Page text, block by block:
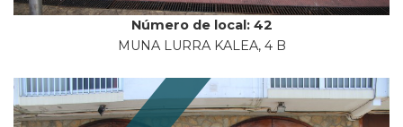
Número de local: 42
MUNA LURRA KALEA, 4 B